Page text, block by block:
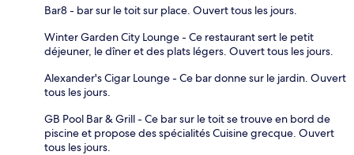
Bar8 - bar sur le toit sur place. Ouvert tous les jours.
Winter Garden City Lounge - Ce restaurant sert le petit
déjeuner, le dîner et des plats légers. Ouvert tous les jours.
Alexander's Cigar Lounge - Ce bar donne sur le jardin. Ouvert
tous les jours.
GB Pool Bar & Grill - Ce bar sur le toit se trouve en bord de
piscine et propose des spécialités Cuisine grecque. Ouvert
tous les jours.